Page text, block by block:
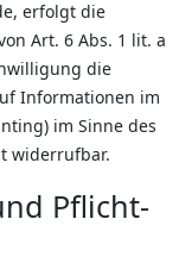
erfolgt die
Art. 6 Abs. 1 lit. a
die
Informationen im
im Sinne des
widerrufbar.
Pflicht­